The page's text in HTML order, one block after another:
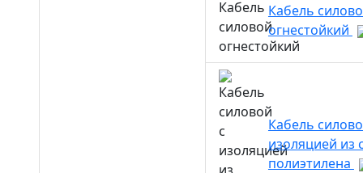
Кабель
огнестойкий
Кабель
изоляцией из
полиэтилена